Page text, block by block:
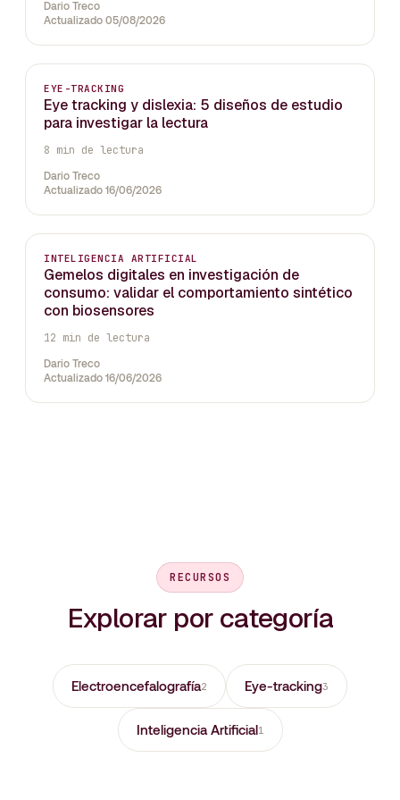
Dario Treco
Actualizado 05/08/2026
EYE-TRACKING
Eye tracking y dislexia: 5 diseños de estudio
para investigar la lectura
8 min de lectura
Dario Treco
Actualizado 16/06/2026
INTELIGENCIA ARTIFICIAL
Gemelos digitales en investigación de
consumo: validar el comportamiento sintético
con biosensores
12 min de lectura
Dario Treco
Actualizado 16/06/2026
RECURSOS
Explorar por categoría
Electroencefalografía2 Eye-tracking3
Inteligencia Artificial1